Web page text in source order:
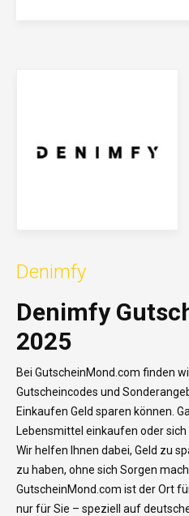
Denimfy
Denimfy
2025
Bei GutscheinMond.com finden
Gutscheincodes und
Einkaufen Geld sparen können .
Lebensmittel einkaufen odersich
Wir helfen Ihnen dabei, Geld zu
zu haben, ohne sich Sorgen
GutscheinMond.com istder Ort
nurfür Sie – speziell auf